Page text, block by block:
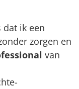
dat ik een
zorgen en
van